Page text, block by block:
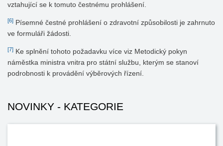
vztahující se k tomuto čestnému prohlášení.
[6] Písemné čestné prohlášení o zdravotní způsobilosti je zahrnuto
ve formuláři žádosti.
[7] Ke splnění tohoto požadavku více viz Metodický pokyn
náměstka ministra vnitra pro státní službu, kterým se stanoví
podrobnosti k provádění výběrových řízení.
NOVINKY - KATEGORIE